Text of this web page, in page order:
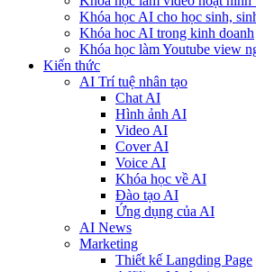
Khóa học AI cho học sinh,
Khóa hoc AI trong kinh doanh
Khóa học làm Youtube view
Kiến thức
AI Trí tuệ nhân tạo
Chat AI
Hình ảnh AI
Video AI
Cover AI
Voice AI
Khóa học về AI
Đào tạo AI
Ứng dụng của AI
AI News
Marketing
Thiết kế Langding Page